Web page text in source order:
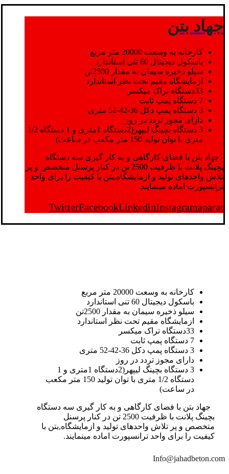
جهاد بتن
کارخانه به وسعت 20000 متر مربع
باسکول دیجیتال 60 تنی استاندارد
سیلو ذخیره سیمان به مقدار 2500تن
ازمایشگاه مقیم تحت نظر استاندارد
33دستگاه تراک میکسر
7 دستگاه پمپ ثابت
3 دستگاه پمپ دکل 36-42-52 متری
دارای مجوز تردد در روز
3 دستگاه بچینگ لیپهر(2دستگاه 1متری و 1 دستگاه 1/2
متری با توان تولید 150 متر مکعب در ساعت)
جهاد بتن با فضای کارگاهی و به کار گیری سه دستگاه
بچینگ پلانت با ظرفیت 2500 تن در کنار پرسنل متخصص و پر
تلاش واحدهای تولید و ازمایشگاه,بتن با کیفیت را برای واحد
ترانسپورت اماده مینمایند.
TwitterFacebookLinkedinInstagramaparat
کارخانه به وسعت 20000 متر مربع
باسکول دیجیتال 60 تنی استاندارد
سیلو ذخیره سیمان به مقدار 2500تن
ازمایشگاه مقیم تحت نظر استاندارد
33دستگاه تراک میکسر
7 دستگاه پمپ ثابت
3 دستگاه پمپ دکل 36-42-52 متری
دارای مجوز تردد در روز
3 دستگاه بچینگ لیپهر(2دستگاه 1متری و 1
دستگاه 1/2 متری با توان تولید 150 متر مکعب
در ساعت)
جهاد بتن با فضای کارگاهی و به کار گیری سه دستگاه
بچینگ پلانت با ظرفیت 2500 تن در کنار پرسنل
متخصص و پر تلاش واحدهای تولید و ازمایشگاه,بتن با
کیفیت را برای واحد ترانسپورت اماده مینمایند.
Info@jahadbeton.com